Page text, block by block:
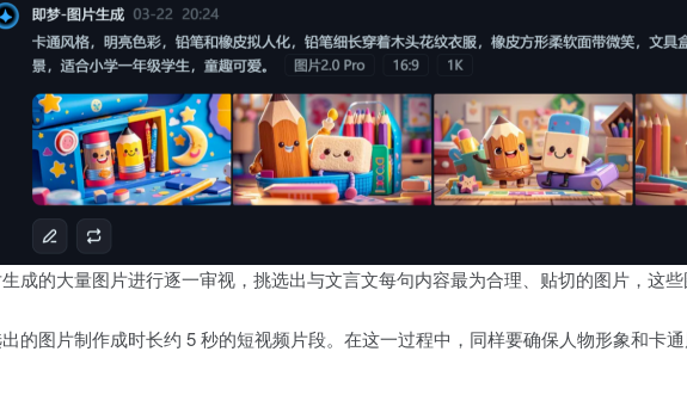
成的大量图片进行逐一审视，挑选出与文言文每句内容最为合理、贴切的图片，这
的图片制作成时长约 5 秒的短视频片段。在这一过程中，同样要确保人物形象和卡